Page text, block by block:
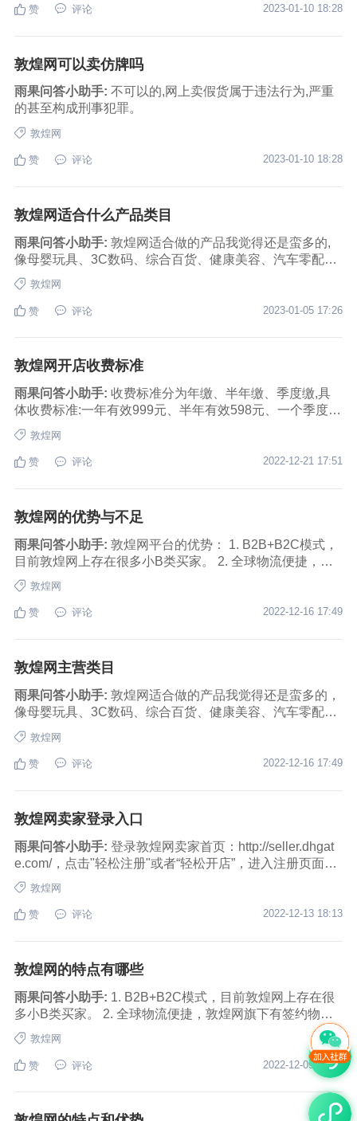
入资质提供； 6、新卖家需要缴纳平台使用费，季度299
赞 评论 2023-01-10 18:28
敦煌网可以卖仿牌吗
雨果问答小助手:
的甚至构成刑事犯罪。
敦煌网
赞 评论 2023-01-10 18:28
敦煌网适合什么产品类目
雨果问答小助手:
像母婴玩具、3C数码、综合百货、健康美容、汽车零配
件、婚纱礼服等多方面都是有涉及的
敦煌网
赞 评论 2023-01-05 17:26
敦煌网开店收费标准
雨果问答小助手:
体收费标准:一年有效999元、半年有效598元、一个季度有
效299元。 缴费成功后,商户可进入身份认证页面,上传相关
资料证明申请,通过身份认证后完成,可正常操作后台相关功
能。
敦煌网
赞 评论 2022-12-21 17:51
敦煌网的优势与不足
雨果问答小助手:
目前敦煌网上存在很多小B类买家。 2. 全球物流便捷，敦
煌网旗下有签约物流公司，一般只需要七天左右就可以将
产品送到买家手里。 3. 十种主流语言可以自由切换。 4. 平
台提供在线交流，买家和卖家可以在第一时间洽谈。 5. 平
家。 敦煌网平台的劣势： 1、自身推广力度不够，目前知
名度略低于Amazon、Wish、Ebay、速卖通 2、敦煌网是
要收会员费，敦煌的各种收费比较多，还有很多广告费项
目。 卖出去后，敦煌的成交佣金都是14%以上(200美元以
下的单)，敦煌产品曝光和排名基本上都是老卖家的账户，
新卖家曝光很少，排名也很后面。 3、因为敦煌网提出180
天售后，平台出现少许信用卡拒付的现象。 4、目前入驻
敦煌网
赞 评论 2022-12-16 17:49
敦煌网主营类目
雨果问答小助手:
像母婴玩具、3C数码、综合百货、健康美容、汽车零配
件、婚纱礼服等多方面都是有涉及的，而且敦煌网所开拓
的市场在很多跨境电商平台中算比较广，欧洲、美洲、大
洋洲，现在还扩展到了非洲市场，目前非洲市场确实是蓝
敦煌网
赞 评论 2022-12-16 17:49
敦煌网卖家登录入口
雨果问答小助手:
e.com/，点击"轻松注册"或者“轻松开店”，进入注册页面：
http://seller.dhgate.com/merchant/register/pageLoad.do?f=
敦煌网
赞 评论 2022-12-13 18:13
敦煌网的特点有哪些
雨果问答小助手:
多小B类买家。 2. 全球物流便捷，敦煌网旗下有签约物流
公司，一般只需要七天左右就可以将产品送到买家手里。
3. 十种主流语言可以自由切换。 4. 平台提供在线交流，买
家和卖家可以在第一时间洽谈。 5. 平台提供对应的信贷服
务，帮助商家缓解资金流问题。 6. 敦煌网的买家大部分来
敦煌网
赞 评论 2022-12-09 17:56